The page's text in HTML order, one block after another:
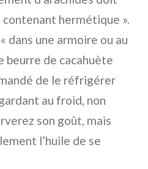
hermétique ».
dans une armoire ou au
beurre de cacahuète
de le réfrigérer
au froid, non
son goût, mais
l’huile de se